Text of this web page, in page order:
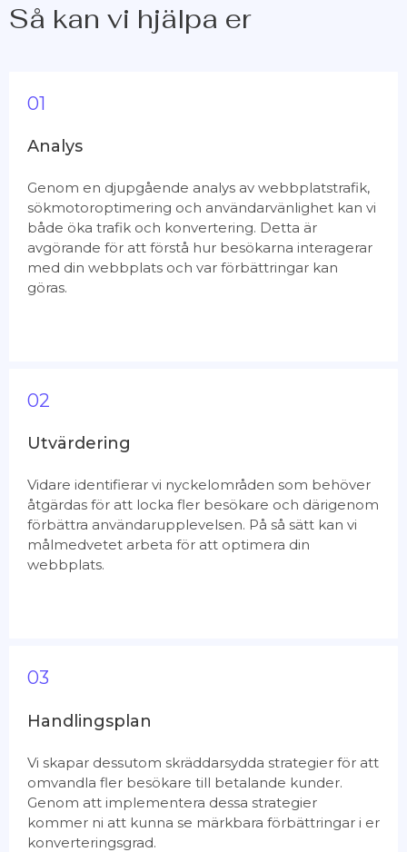
Så kan vi hjälpa er
01
Analys
Genom en djupgående analys av webbplatstrafik,
sökmotoroptimering och användarvänlighet kan vi
både öka trafik och konvertering. Detta är
avgörande för att förstå hur besökarna interagerar
med din webbplats och var förbättringar kan
göras.
02
Utvärdering
Vidare identifierar vi nyckelområden som behöver
åtgärdas för att locka fler besökare och därigenom
förbättra användarupplevelsen. På så sätt kan vi
målmedvetet arbeta för att optimera din
webbplats.
03
Handlingsplan
Vi skapar dessutom skräddarsydda strategier för att
omvandla fler besökare till betalande kunder.
Genom att implementera dessa strategier
kommer ni att kunna se märkbara förbättringar i er
konverteringsgrad.